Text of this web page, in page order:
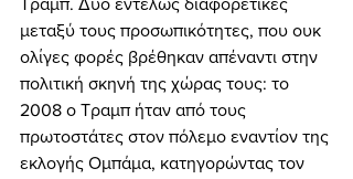
Τραμπ. Δύο εντελώς διαφορετικές
μεταξύ τους προσωπικότητες, που ουκ
ολίγες φορές βρέθηκαν απέναντι στην
πολιτική σκηνή της χώρας τους: το
2008 ο Τραμπ ήταν από τους
πρωτοστάτες στον πόλεμο εναντίον της
εκλογής Ομπάμα, κατηγορώντας τον